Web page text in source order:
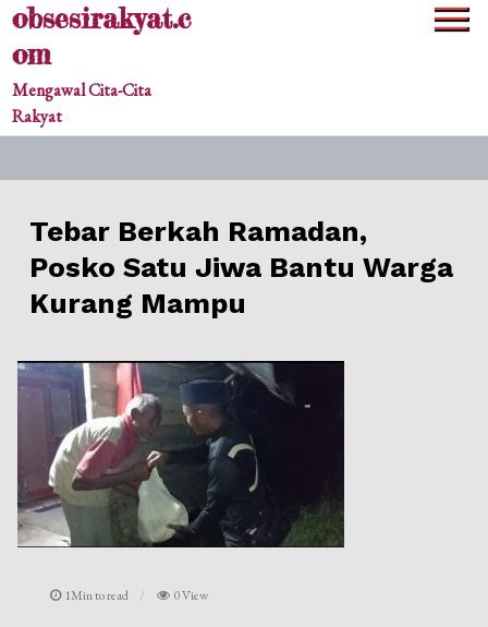
Skipobsesirakyat.c
om
Mengawal Cita-Cita
Rakyat
Tebar Berkah Ramadan,
Posko Satu Jiwa Bantu Warga
Kurang Mampu
1Min to read 0 View